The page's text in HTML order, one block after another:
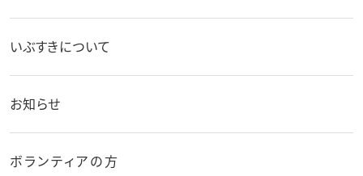
いぶすきについて
お知らせ
ボランティアの方